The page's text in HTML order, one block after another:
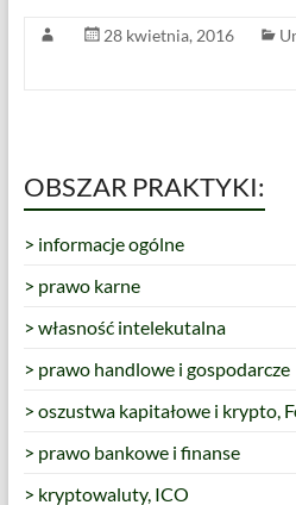
28 kwietnia, 2016
OBSZAR PRAKTYKI:
> informacje ogólne
> prawo karne
> własność intelekutalna
> prawo handlowe i gospodarcze
> oszustwa kapitałowe i krypto,
> prawo bankowe i finanse
> kryptowaluty, ICO